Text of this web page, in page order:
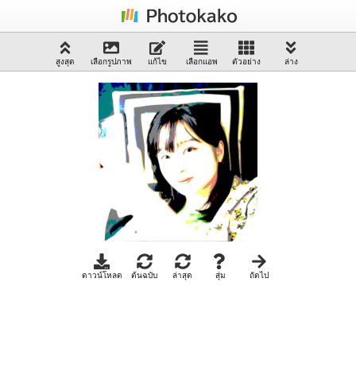
สูงสุด เลือกรูปภาพ แก้ไข เลือกแอพ ตัวอย่าง ล่าง
ดาวน์โหลด ต้นฉบับ ล่าสุด สุ่ม ถัดไป